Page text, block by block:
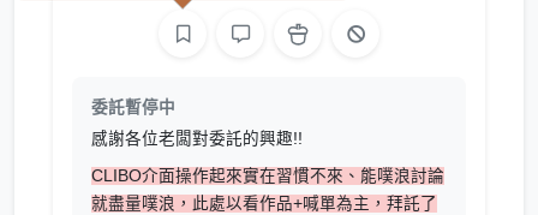
委託暫停中
感謝各位老闆對委託的興趣!!
CLIBO介面操作起來實在習慣不來、能噗浪討論
就盡量噗浪，此處以看作品+喊單為主，拜託了